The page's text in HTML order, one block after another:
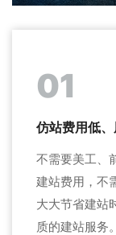
01
仿站费用低
不需要美工、
建站费用，不
大大节省建站
质的建站服务。